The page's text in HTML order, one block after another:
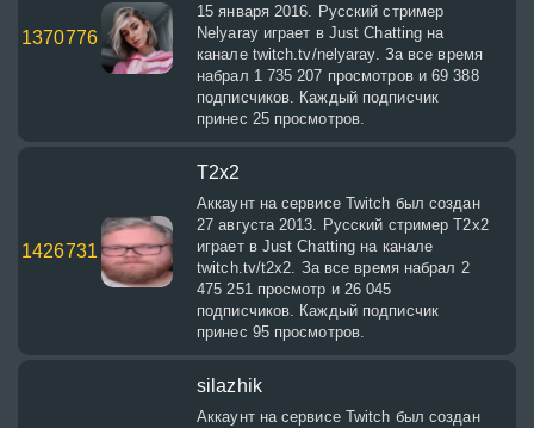
1370776
15 января 2016. Русский стример
Nelyaray играет в Just Chatting на
канале twitch.tv/nelyaray. За все время
набрал 1 735 207 просмотров и 69 388
подписчиков. Каждый подписчик
принес 25 просмотров.
1426731
T2x2
Аккаунт на сервисе Twitch был создан
27 августа 2013. Русский стример T2x2
играет в Just Chatting на канале
twitch.tv/t2x2. За все время набрал 2
475 251 просмотр и 26 045
подписчиков. Каждый подписчик
принес 95 просмотров.
silazhik
Аккаунт на сервисе Twitch был создан